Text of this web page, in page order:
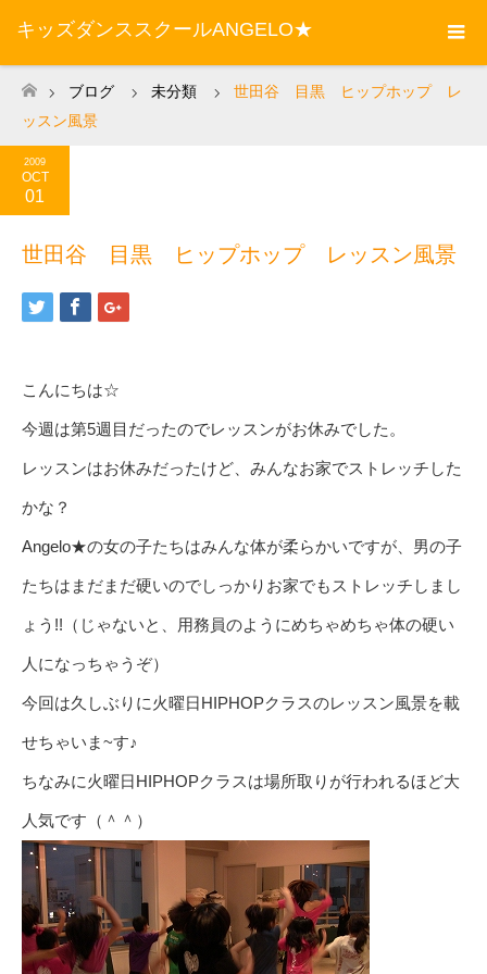
キッズダンススクールANGELO★
ホーム
ブログ 未分類
世田谷 目黒 ヒップホップ レ
ッスン風景
2009
OCT
01
世田谷 目黒 ヒップホップ レッスン風景
こんにちは☆
今週は第5週目だったのでレッスンがお休みでした。
レッスンはお休みだったけど、みんなお家でストレッチした
かな？
Angelo★の女の子たちはみんな体が柔らかいですが、男の子
たちはまだまだ硬いのでしっかりお家でもストレッチしまし
ょう!!（じゃないと、用務員のようにめちゃめちゃ体の硬い
人になっちゃうぞ）
今回は久しぶりに火曜日HIPHOPクラスのレッスン風景を載
せちゃいま~す♪
ちなみに火曜日HIPHOPクラスは場所取りが行われるほど大
人気です（＾＾）